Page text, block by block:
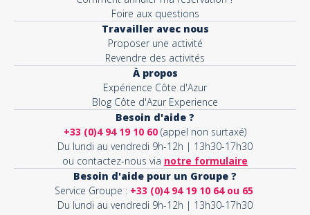
Foire aux questions
Travailler avec nous
Proposer une activité
Revendre des activités
À propos
Expérience Côte d'Azur
Blog Côte d'Azur Experience
Besoin d'aide ?
+33 (0)4 94 19 10 60 (appel non surtaxé)
Du lundi au vendredi 9h-12h | 13h30-17h30
ou contactez-nous via notre formulaire
Besoin d'aide pour un Groupe ?
Service Groupe : +33 (0)4 94 19 10 64 ou 65
Du lundi au vendredi 9h-12h | 13h30-17h30